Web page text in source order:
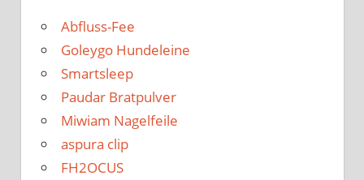
Abfluss-Fee
Goleygo Hundeleine
Smartsleep
Paudar Bratpulver
Miwiam Nagelfeile
aspura clip
FH2OCUS